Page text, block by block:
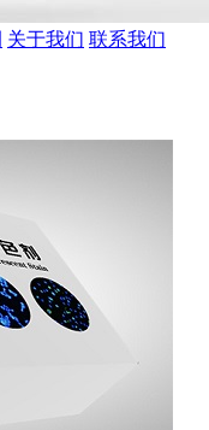
关于我们 联系我们